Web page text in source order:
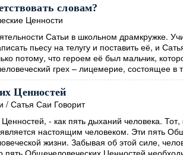
словам?
Ценности
Сатьи в школьном драмкружке.
пьесу на телугу и поставить её, и
потому, что героем её был мальчик,
грех – лицемерие, состоящее в
Ценностей
/ Сатья Саи Говорит
- как пять дыханий человека.
настоящим человеком. Эти пять
жизни. Забывая об этой силе,
пять Общечеловеческих Ценностей